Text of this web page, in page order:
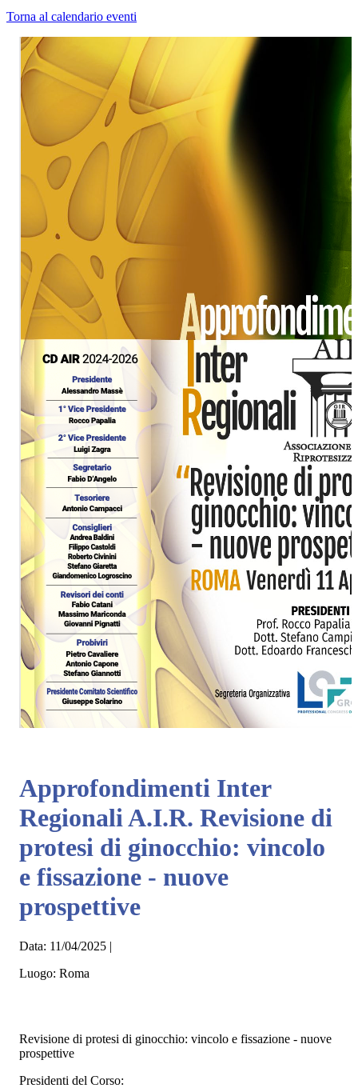
Torna al calendario eventi
Approfondimenti Inter
Regionali A.I.R. Revisione di
protesi di ginocchio: vincolo
e fissazione - nuove
prospettive
Data: 11/04/2025 |
Luogo: Roma
Revisione di protesi di ginocchio: vincolo e fissazione - nuove
prospettive
Presidenti del Corso: